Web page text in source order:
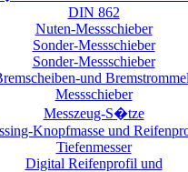
DIN 862
Nuten-Messschieber
Sonder-Messschieber
Sonder-Messschieber
und
Messschieber
Messzeug-S�tze
Knopfmasse und
Tiefenmesser
Digital Reifenprofil und